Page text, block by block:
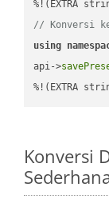
// Konversi ke
using
api->
%!(EXTRA
Konversi